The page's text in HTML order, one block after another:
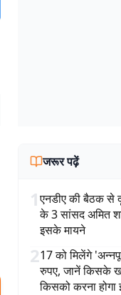
जरूर पढ़ें
1एनडीए की बैठक से
के 3 सांसद अमित
इसके मायने
217 को मिलेंगे
रुपए, जानें किसके
किसको करना होगा